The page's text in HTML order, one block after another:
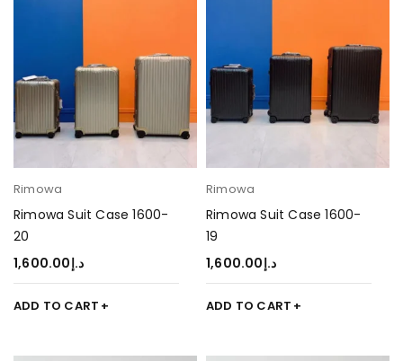
Rimowa
Rimowa Suit Case 1600-
20
د.إ1,600.00
ADD TO CART
Rimowa
Rimowa Suit Case 1600-
19
د.إ1,600.00
ADD TO CART